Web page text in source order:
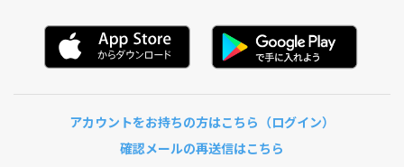
アカウントをお持ちの方はこちら（ログイン）
確認メールの再送信はこちら